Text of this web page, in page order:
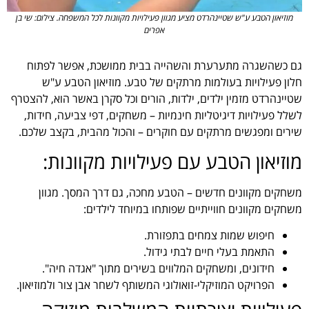
מוזיאון הטבע ע"ש שטיינהרדט מציע מגוון פעילויות מקוונות לכל המשפחה. צילום: שי בן
אפרים
גם כשהשגרה מתערערת והשהייה בבית ממושכת, אפשר לפתוח
חלון פעילויות בעולמות מרתקים של טבע. מוזיאון הטבע ע"ש
שטיינהרדט מזמין ילדים, ילדות, הורים וכל סקרן באשר הוא, להצטרף
לשלל פעילויות דיגיטליות חינמיות – משחקים, דפי צביעה, חידות,
שירים ומפגשים מרתקים עם חוקרים – והכול מהבית, בקצב שלכם.
מוזיאון הטבע עם פעילויות מקוונות:
משחקים מקוונים חדשים – הטבע מחכה, גם דרך המסך. מגוון
משחקים מקוונים חווייתיים שפותחו במיוחד לילדים:
חיפוש שמות צמחים בתפזורת.
התאמת בעלי חיים לבתי גידול.
חידונים, ומשחקים המלווים בשירים מתוך "אגדה חיה".
הפרויקט המוזיקלי-זואולוגי המשותף לשחר אבן צור ולמוזיאון.